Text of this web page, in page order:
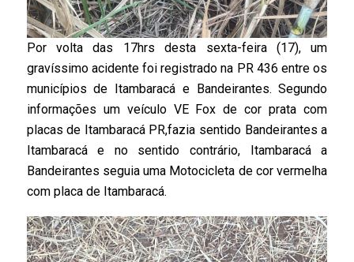
Por volta das 17hrs desta sexta-feira (17), um
gravíssimo acidente foi registrado na PR 436 entre os
municípios de Itambaracá e Bandeirantes. Segundo
informações um veículo VE Fox de cor prata com
placas de Itambaracá PR,fazia sentido Bandeirantes a
Itambaracá e no sentido contrário, Itambaracá a
Bandeirantes seguia uma Motocicleta de cor vermelha
com placa de Itambaracá.